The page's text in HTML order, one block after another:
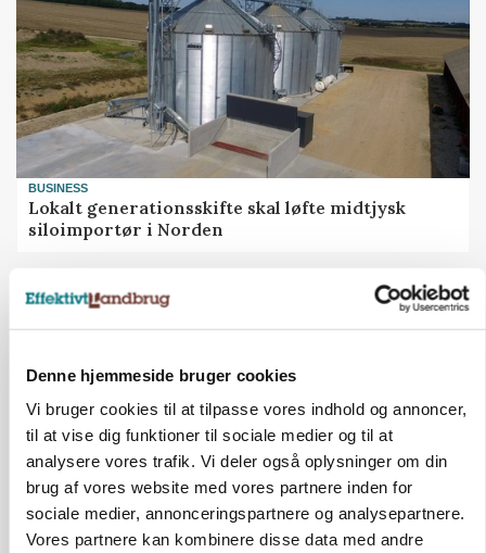
Denne hjemmeside bruger cookies
Vi bruger cookies til at tilpasse vores indhold og annoncer,
til at vise dig funktioner til sociale medier og til at
analysere vores trafik. Vi deler også oplysninger om din
brug af vores website med vores partnere inden for
sociale medier, annonceringspartnere og analysepartnere.
Vores partnere kan kombinere disse data med andre
BUSINESS
Lokalt generationsskifte skal løfte midtjysk
siloimportør i Norden